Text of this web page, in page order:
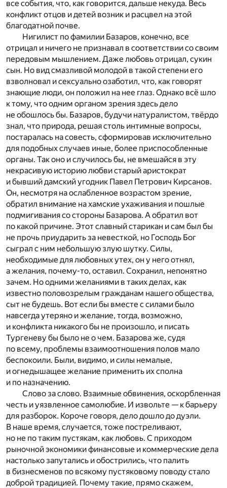
все события, что, как говорится, дальше некуда. Весь
конфликт отцов и детей возник и расцвел на этой
благодатной почве.
Нигилист по фамилии Базаров, конечно, все
отрицал и ничего не признавал в соответствии со своим
передовым мышлением. Даже любовь отрицал, сукин
сын. Но вид смазливой молодой в такой степени его
взволновал и сексуально озаботил, что, как говорят
знающие люди, он положил на нее глаз. Однако всё шло
к тому, что одним органом зрения здесь дело
не обошлось бы. Базаров, будучи натуралистом, твёрдо
знал, что природа, решая столь интимные вопросы,
постаралась на совесть, сформировав исключительно
для подобных случаев иные, более приспособленные
органы. Так оно и случилось бы, не вмешайся в эту
некрасивую историю любви старый аристократ
и бывший дамский угодник Павел Петрович Кирсанов.
Он, несмотря на ослабленное возрастом зрение,
обратил внимание на хамские ухаживания и пошлые
подмигивания со стороны Базарова. А обратил вот
по какой причине. Этот славный старикан и сам был бы
не прочь приударить за невесткой, но Господь Бог
сыграл с ним небольшую злую шутку. Силы,
необходимые для любовных утех, он у него отнял,
а желания, почему-то, оставил. Сохранил, непонятно
зачем. Но одними желаниями в таких делах, как
известно половозрелым гражданам нашего общества,
сыт не будешь. Вот если бы вместе с силами было
навсегда утеряно и желание, тогда, возможно,
и конфликта никакого бы не произошло, и писать
Тургеневу бы было не о чем. Базарова же, судя
по всему, проблемы взаимоотношения полов мало
беспокоили. Были, видимо, и силы немалые,
и огнедышащее желание применить их сполна
и по назначению.
Слово за слово. Взаимные обвинения, оскорбленная
честь и уязвленное самолюбие. И извольте — к барьеру
для разборок. Короче говоря, дело дошло до дуэли.
В наше время, случается, тоже постреливают,
но не по таким пустякам, как любовь. С приходом
рыночной экономики финансовые и коммерческие дела
настолько запутались и обострились, что палить
в бизнесменов по всякому пустяковому поводу стало
доброй традицией. Почему такие, прямо скажем,